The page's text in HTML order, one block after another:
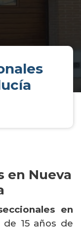
en Nueva
en
15 años de